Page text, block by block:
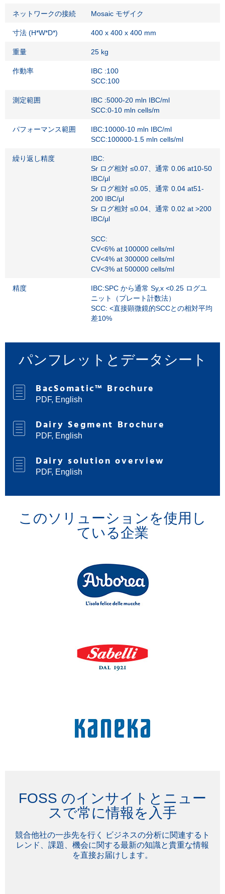
ネットワークの接続 Mosaic モザイク
寸法 (H*W*D*) 400 x 400 x 400 mm
重量 25 kg
作動率
IBC :100
SCC:100
測定範囲
IBC :5000-20 mln IBC/ml
SCC:0-10 mln cells/m
パフォーマンス範囲
IBC:10000-10 mln IBC/ml
SCC:100000-1.5 mln cells/ml
繰り返し精度
IBC:
Sr ログ相対 ≤0.07、通常 0.06 at10-50
IBC/μl
Sr ログ相対 ≤0.05、通常 0.04 at51-
200 IBC/μl
Sr ログ相対 ≤0.04、通常 0.02 at >200
IBC/μl
SCC:
CV<6% at 100000 cells/ml
CV<4% at 300000 cells/ml
CV<3% at 500000 cells/ml
精度
IBC:SPC から通常 Sy,x <0.25 ログユ
ニット（プレート計数法）
SCC: <直接顕微鏡的SCCとの相対平均
差10%
パンフレットとデータシート
BacSomatic™ Brochure
PDF, English
Dairy Segment Brochure
PDF, English
Dairy solution overview
PDF, English
このソリューションを使用し
ている企業
FOSS のインサイトとニュー
スで常に情報を入手
競合他社の一歩先を行く ビジネスの分析に関連するト
レンド、課題、機会に関する最新の知識と貴重な情報
を直接お届けします。